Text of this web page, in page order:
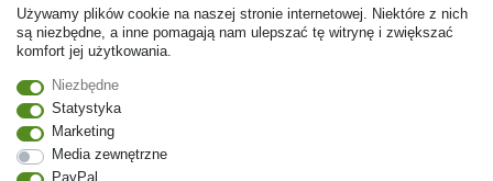
© Copyright 2026 | Wszelkie prawa zastrzezone. - Ceny zawierają
Używamy plików cookie na naszej stronie internetowej. Niektóre z nich
są niezbędne, a inne pomagają nam ulepszać tę witrynę i zwiększać
komfort jej użytkowania.
Niezbędne
Statystyka
Marketing
Media zewnętrzne
PayPal